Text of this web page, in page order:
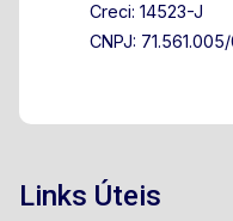
Creci: 14523-J
CNPJ:
Links Úteis